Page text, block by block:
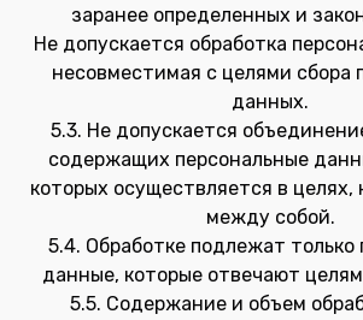
заранее определенных и
Не допускается обработка
несовместимая с целями сбора
данных.
5.3. Не допускается
содержащих персональные
которых осуществляется в
между собой.
5.4. Обработке подлежат только
данные, которые отвечают
5.5. Содержание и объем